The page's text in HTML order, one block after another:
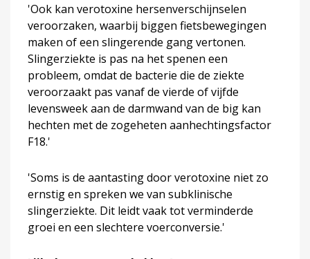
'Ook kan verotoxine hersenverschijnselen
veroorzaken, waarbij biggen fietsbewegingen
maken of een slingerende gang vertonen.
Slingerziekte is pas na het spenen een
probleem, omdat de bacterie die de ziekte
veroorzaakt pas vanaf de vierde of vijfde
levensweek aan de darmwand van de big kan
hechten met de zogeheten aanhechtingsfactor
F18.'
'Soms is de aantasting door verotoxine niet zo
ernstig en spreken we van subklinische
slingerziekte. Dit leidt vaak tot verminderde
groei en een slechtere voerconversie.'